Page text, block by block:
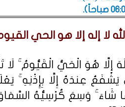
.
الله لا إله إلا هو الحي
إِلَّا هُوَ الْحَيُّ الْقَيُّومُ
عِندَهُ إِلَّا بِإِذْنِهِ
شَاءَ ۚ وَسِعَ كُرْسِيُّهُ